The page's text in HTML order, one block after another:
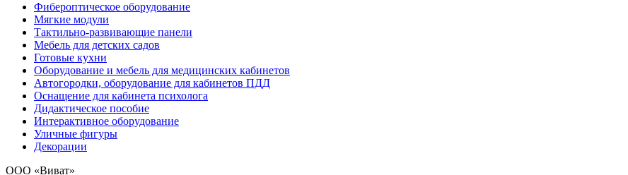
Фибероптическое оборудование
Мягкие модули
Тактильно-развивающие панели
Мебель для детских садов
Готовые кухни
Оборудование и мебель для медицинских кабинетов
Автогородки, оборудование для кабинетов ПДД
Оснащение для кабинета психолога
Дидактическое пособие
Интерактивное оборудование
Уличные фигуры
Декорации
ООО «Виват»